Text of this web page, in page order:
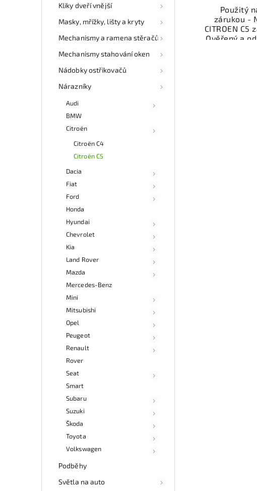
Kliky dveří vnější
Masky, mřížky, lišty a kryty
Mechanismy a ramena stěračů
Mechanismy stahování oken
Nádobky ostřikovačů
Nárazníky
Audi
BMW
Citroën
Citroën C4
Citroën C5
Dacia
Fiat
Ford
Honda
Hyundai
Chevrolet
Kia
Land Rover
Mazda
Mercedes-Benz
Mini
Mitsubishi
Opel
Peugeot
Renault
Rover
Seat
Smart
Subaru
Suzuki
Škoda
Toyota
Volkswagen
Podběhy
Světla na auto
Použitý
zárukou -
CITROEN C5
Ověřený a